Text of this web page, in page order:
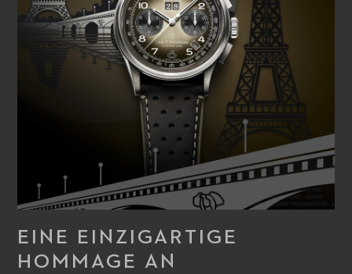
EINE EINZIGARTIGE
HOMMAGE AN